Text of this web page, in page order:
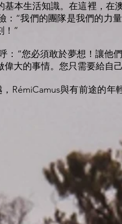
本生活知識。在這裡，在
：“我們的團隊是我們的力
！”
：“您必須敢於夢想！讓他
大的事情。您只需要給自
RémiCamus與有前途的